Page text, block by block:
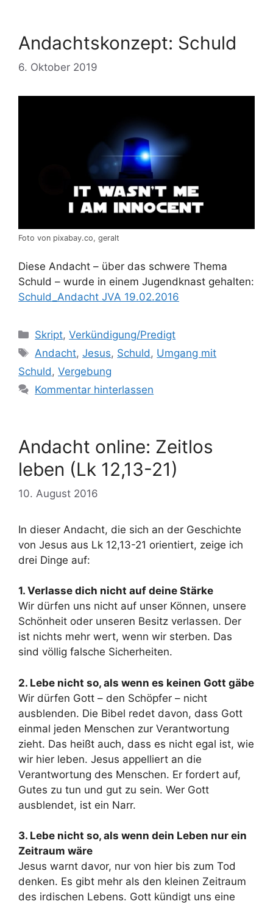
Andachtskonzept: Schuld
6. Oktober 2019
Foto von pixabay.co, geralt
Diese Andacht – über das schwere Thema
Schuld – wurde in einem Jugendknast gehalten:
Schuld_Andacht JVA 19.02.2016
Kategorien
Skript,Verkündigung/Predigt
Schlagwörter
Andacht,Jesus, Schuld, Umgang mit
Schuld, Vergebung
Kommentar hinterlassen
Andacht online: Zeitlos
leben (Lk 12,13-21)
10. August 2016
In dieser Andacht, die sich an der Geschichte
von Jesus aus Lk 12,13-21 orientiert, zeige ich
drei Dinge auf:
1. Verlasse dich nicht auf deine Stärke
Wir dürfen uns nicht auf unser Können, unsere
Schönheit oder unseren Besitz verlassen. Der
ist nichts mehr wert, wenn wir sterben. Das
sind völlig falsche Sicherheiten.
2. Lebe nicht so, als wenn es keinen Gott gäbe
Wir dürfen Gott – den Schöpfer – nicht
ausblenden. Die Bibel redet davon, dass Gott
einmal jeden Menschen zur Verantwortung
zieht. Das heißt auch, dass es nicht egal ist, wie
wir hier leben. Jesus appelliert an die
Verantwortung des Menschen. Er fordert auf,
Gutes zu tun und gut zu sein. Wer Gott
ausblendet, ist ein Narr.
3. Lebe nicht so, als wenn dein Leben nur ein
Zeitraum wäre
Jesus warnt davor, nur von hier bis zum Tod
denken. Es gibt mehr als den kleinen Zeitraum
des irdischen Lebens. Gott kündigt uns eine